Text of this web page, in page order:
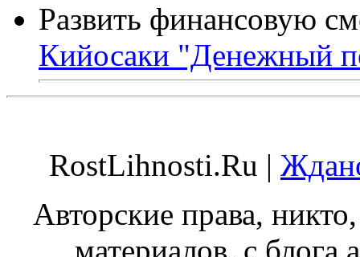
Развить финансовую
Кийосаки "Денежный
RostLihnosti.Ru |
Авторские права,
материалов, с блога